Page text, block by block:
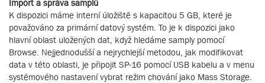
Import a správa samplů
K dispozici máme interní úložiště s kapacitou 5 GB, které je
považováno za primární datový systém. To je k dispozici jako
hlavní oblast uložených dat, když hledáme samply pomocí
Browse. Nejjednodušší a nejrychlejší metodou, jak modifikovat
data v této oblasti, je připojit SP-16 pomocí USB kabelu a v menu
systémového nastavení vybrat režim chování jako Mass Storage.